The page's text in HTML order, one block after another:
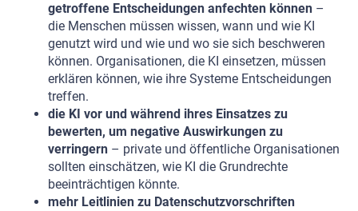
getroffene Entscheidungen anfechten können –
die Menschen müssen wissen, wann und wie KI
genutzt wird und wie und wo sie sich beschweren
können. Organisationen, die KI einsetzen, müssen
erklären können, wie ihre Systeme Entscheidungen
treffen.
die KI vor und während ihres Einsatzes zu
bewerten, um negative Auswirkungen zu
verringern – private und öffentliche Organisationen
sollten einschätzen, wie KI die Grundrechte
beeinträchtigen könnte.
mehr Leitlinien zu Datenschutzvorschriften